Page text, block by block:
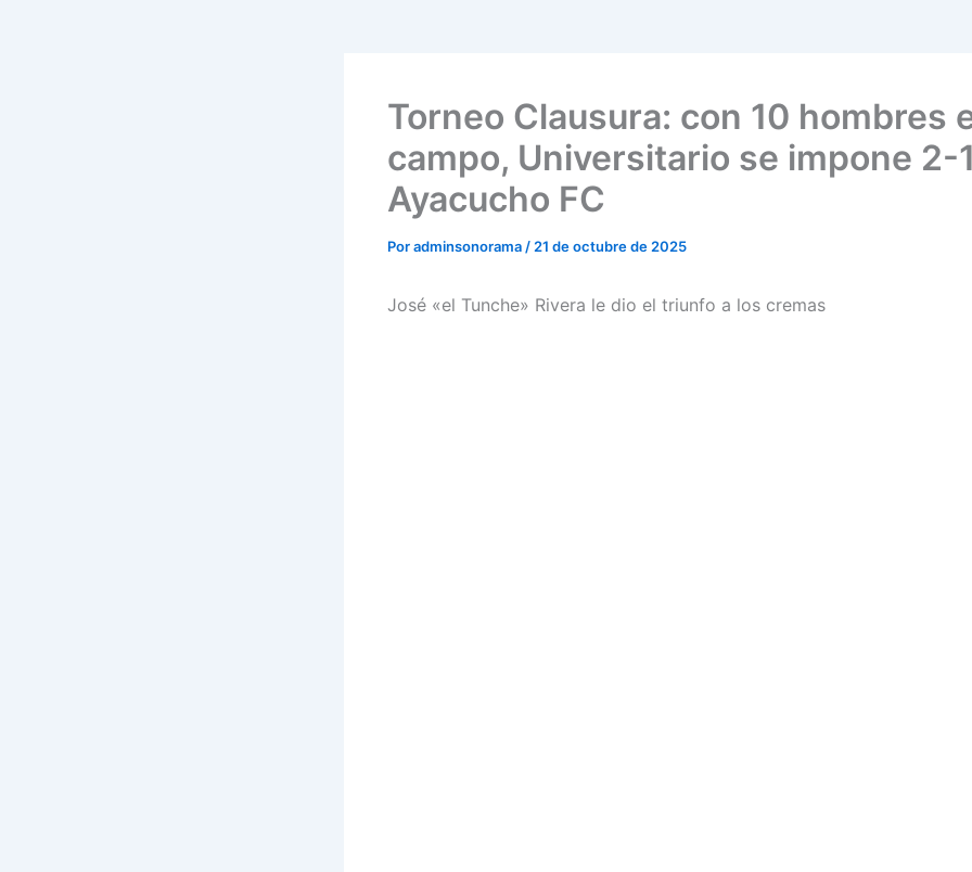
Torneo Clausura: con 10 hombres
campo, Universitario se impone 2-
Ayacucho FC
Poradminsonorama / 21 de octubre de 2025
José «el Tunche» Rivera le dio el triunfo a los cremas